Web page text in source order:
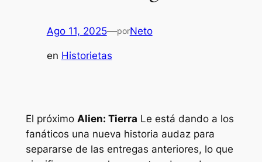
Ago 11, 2025—porNeto
en Historietas
El próximo Alien: Tierra Le está dando a los
fanáticos una nueva historia audaz para
separarse de las entregas anteriores, lo que